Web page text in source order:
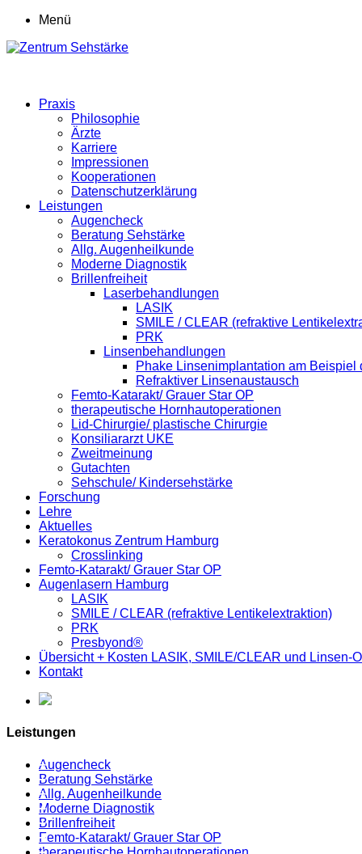
Menü
Praxis
Philosophie
Ärzte
Karriere
Impressionen
Kooperationen
Datenschutzerklärung
Leistungen
Augencheck
Beratung Sehstärke
Allg. Augenheilkunde
Moderne Diagnostik
Brillenfreiheit
Laserbehandlungen
LASIK
SMILE / CLEAR (refraktive
PRK
Linsenbehandlungen
Phake Linsenimplantation am Beispiel
Refraktiver Linsenaustausch
Femto-Katarakt/ Grauer Star OP
therapeutische Hornhautoperationen
Lid-Chirurgie/ plastische Chirurgie
Konsiliararzt UKE
Zweitmeinung
Gutachten
Sehschule/ Kindersehstärke
Forschung
Lehre
Aktuelles
Keratokonus Zentrum Hamburg
Crosslinking
Femto-Katarakt/ Grauer Star OP
Augenlasern Hamburg
LASIK
SMILE / CLEAR (refraktive Lentikelextraktion)
PRK
Presbyond®
Übersicht + Kosten LASIK, SMILE/CLEAR und Linsen-
Kontakt
Leistungen
Augencheck
Beratung Sehstärke
Allg. Augenheilkunde
Moderne Diagnostik
Brillenfreiheit
Femto-Katarakt/ Grauer Star OP